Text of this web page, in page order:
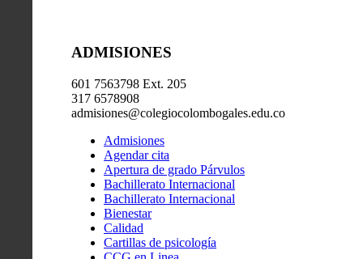
ADMISIONES
601 7563798 Ext. 205
317 6578908
admisiones@colegiocolombogales.edu.co
Admisiones
Agendar cita
Apertura de grado Párvulos
Bachillerato Internacional
Bachillerato Internacional
Bienestar
Calidad
Cartillas de psicología